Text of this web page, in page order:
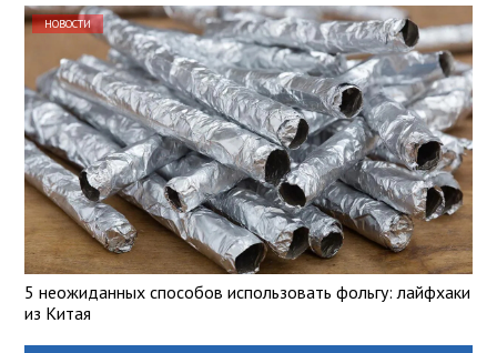
НОВОСТИ
5 неожиданных способов использовать фольгу: лайфхаки
из Китая